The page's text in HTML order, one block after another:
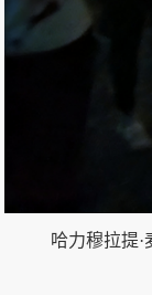
哈力穆拉提